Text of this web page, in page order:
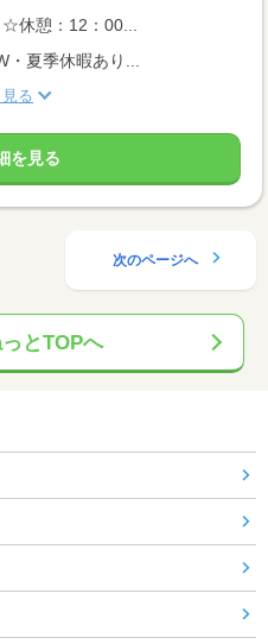
休憩：12：00...
夏季休暇あり...
る
を見る
次のページへ
とTOPへ